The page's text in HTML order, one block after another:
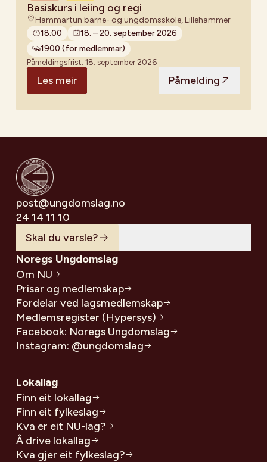
Basiskurs i leiing og regi
Hammartun barne- og ungdomsskole, Lillehammer
18.00
18. – 20. september 2026
1900 (for medlemmar)
Påmeldingsfrist: 18. september 2026
Les meir Påmelding
post@ungdomslag.no
24 14 11 10
Skal du varsle?
Noregs Ungdomslag
Om NU
Prisar og medlemskap
Fordelar ved lagsmedlemskap
Medlemsregister (Hypersys)
Facebook: Noregs Ungdomslag
Instagram: @ungdomslag
Lokallag
Finn eit lokallag
Finn eit fylkeslag
Kva er eit NU-lag?
Å drive lokallag
Kva gjer eit fylkeslag?